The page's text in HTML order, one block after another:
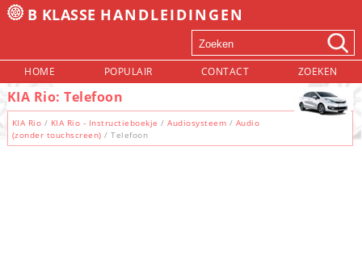
B KLASSE HANDLEIDINGEN
HOME POPULAIR CONTACT ZOEKEN
KIA Rio: Telefoon
KIA Rio / KIA Rio - Instructieboekje /Audiosysteem / Audio
(zonder touchscreen) / Telefoon